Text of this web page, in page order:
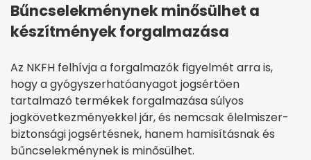
Bűncselekménynek minősülhet a
készítmények forgalmazása
Az NKFH felhívja a forgalmazók figyelmét arra is,
hogy a gyógyszerhatóanyagot jogsértően
tartalmazó termékek forgalmazása súlyos
jogkövetkezményekkel jár, és nemcsak élelmiszer-
biztonsági jogsértésnek, hanem hamisításnak és
bűncselekménynek is minősülhet.